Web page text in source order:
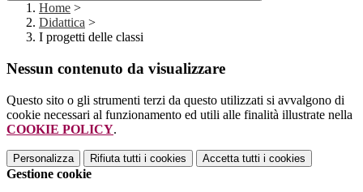
Home >
Didattica >
I progetti delle classi
Nessun contenuto da visualizzare
Questo sito o gli strumenti terzi da questo utilizzati si avvalgono di
cookie necessari al funzionamento ed utili alle finalità illustrate nella
COOKIE POLICY.
Personalizza Rifiuta tutti i cookies Accetta tutti i cookies
Gestione cookie